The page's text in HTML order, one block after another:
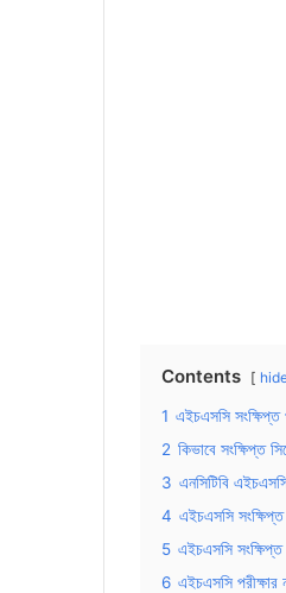
Contents
1 এইচএসসি
2 কিভাবে সংক্ষিপ্ত
3 এনসিটিবি
4 এইচএসসি
5 এইচএসসি
6 এইচএসসি পরীক্ষার